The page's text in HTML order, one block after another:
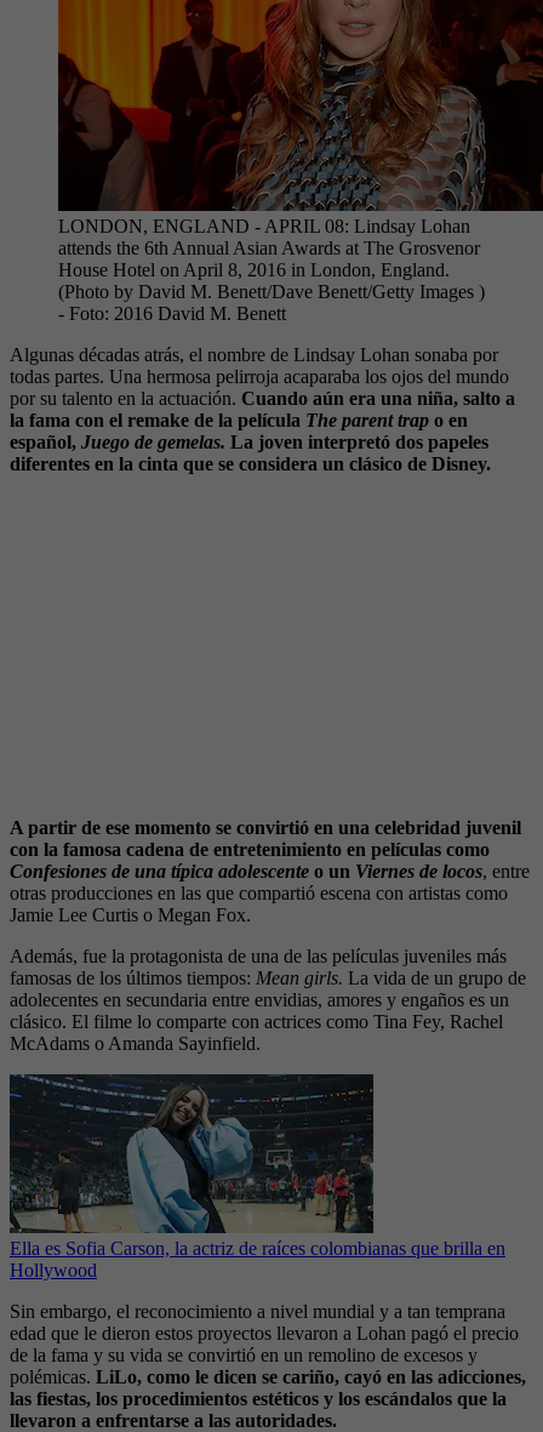
LONDON, ENGLAND - APRIL 08: Lindsay Lohan
attends the 6th Annual Asian Awards at The Grosvenor
House Hotel on April 8, 2016 in London, England.
(Photo by David M. Benett/Dave Benett/Getty Images )
- Foto: 2016 David M. Benett
Algunas décadas atrás, el nombre de Lindsay Lohan sonaba por
todas partes. Una hermosa pelirroja acaparaba los ojos del mundo
por su talento en la actuación. Cuando aún era una niña, salto a
la fama con el remake de la película The parent trap o en
español, Juego de gemelas. La joven interpretó dos papeles
diferentes en la cinta que se considera un clásico de Disney.
A partir de ese momento se convirtió en una celebridad juvenil
con la famosa cadena de entretenimiento en películas como
Confesiones de una típica adolescente o un Viernes de locos, entre
otras producciones en las que compartió escena con artistas como
Jamie Lee Curtis o Megan Fox.
Además, fue la protagonista de una de las películas juveniles más
famosas de los últimos tiempos: Mean girls. La vida de un grupo de
adolecentes en secundaria entre envidias, amores y engaños es un
clásico. El filme lo comparte con actrices como Tina Fey, Rachel
McAdams o Amanda Sayinfield.
Ella es Sofia Carson, la actriz de raíces colombianas que brilla en
Hollywood
Sin embargo, el reconocimiento a nivel mundial y a tan temprana
edad que le dieron estos proyectos llevaron a Lohan pagó el precio
de la fama y su vida se convirtió en un remolino de excesos y
polémicas. LiLo, como le dicen se cariño, cayó en las adicciones,
las fiestas, los procedimientos estéticos y los escándalos que la
llevaron a enfrentarse a las autoridades.